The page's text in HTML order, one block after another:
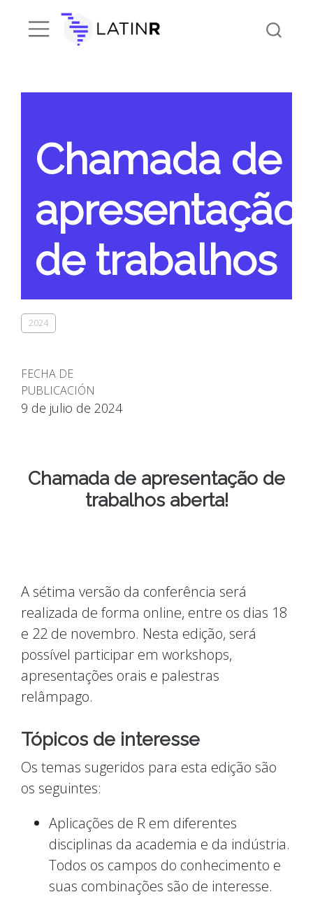
Chamada de
apresentação
de trabalhos
2024
FECHA DE
PUBLICACIÓN
9 de julio de 2024
Chamada de apresentação de
trabalhos aberta!
A sétima versão da conferência será
realizada de forma online, entre os dias 18
e 22 de novembro. Nesta edição, será
possível participar em workshops,
apresentações orais e palestras
relâmpago.
Tópicos de interesse
Os temas sugeridos para esta edição são
os seguintes:
Aplicações de R em diferentes
disciplinas da academia e da indústria.
Todos os campos do conhecimento e
suas combinações são de interesse.